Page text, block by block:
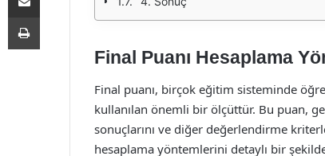
Final Puanı Hesaplama
Final puanı, birçok eğitim sisteminde
kullanılan önemli bir ölçüttür. Bu puan,
sonuçlarını ve diğer değerlendirme
hesaplama yöntemlerini detaylı bir